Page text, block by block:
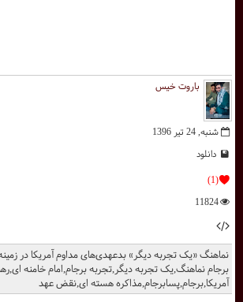
نماهنگ «یک تجربه دیگر» بدعهدی‌های مداوم آمریکا در
برجام نماهنگ,یک تجربه دیگر,تجربه برجام,امام خامنه
آمریکا,برجام,پسابرجام,مذاکره هسته ای,نقض عهد
باروت خیس
شنبه, 24 تیر 1396
دانلود
(1)
11824